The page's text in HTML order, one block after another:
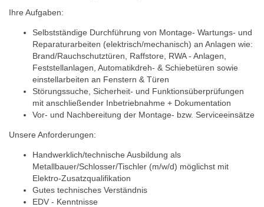
Ihre Aufgaben:
Selbstständige Durchführung von Montage- Wartungs- und
Reparaturarbeiten (elektrisch/mechanisch) an Anlagen wie:
Brand/Rauchschutztüren, Raffstore, RWA - Anlagen,
Feststellanlagen, Automatikdreh- & Schiebetüren sowie
einstellarbeiten an Fenstern & Türen
Störungssuche, Sicherheit- und Funktionsüberprüfungen
mit anschließender Inbetriebnahme + Dokumentation
Vor- und Nachbereitung der Montage- bzw. Serviceeinsätze
Unsere Anforderungen:
Handwerklich/technische Ausbildung als
Metallbauer/Schlosser/Tischler (m/w/d) möglichst mit
Elektro-Zusatzqualifikation
Gutes technisches Verständnis
EDV - Kenntnisse